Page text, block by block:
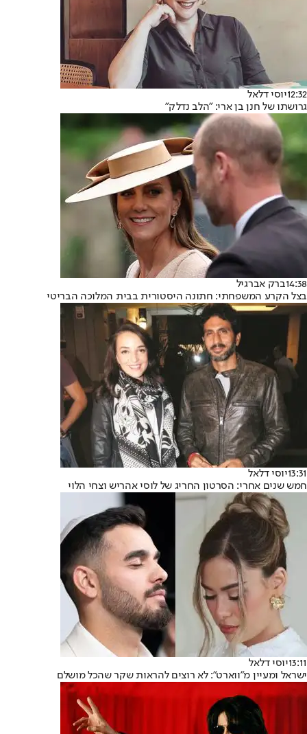
12:32יוסי דלאל
גרושתו של חנן בן ארי: "הלב נדלק"
14:38ברק אברגיל
בצל הקרע המשפחתי: חתונה היסטורית בבית המלוכה הבריטי
13:31יוסי דלאל
חמש שנים אחרי: הסרטון החריג של לוסי אהריש וצחי הלוי
13:11יוסי דלאל
ישראל ומעיין מ"ווארט": לא רוצים להראות שקר שהכל מושלם